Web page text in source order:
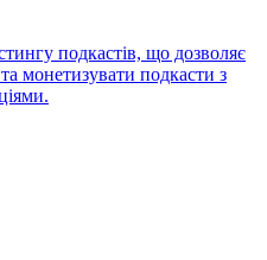
подкастів, що дозволяє
монетизувати подкасти з